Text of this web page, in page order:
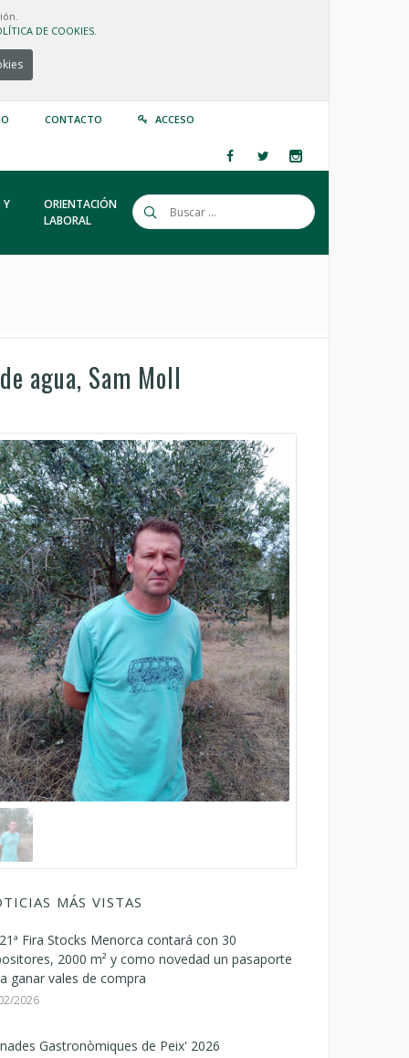
DE COOKIES.
CONTACTO ACCESO
Y
ORIENTACIÓN
LABORAL
agua, Sam Moll
MÁS VISTAS
Fira Stocks Menorca contará con 30
2000 m² y como novedad un pasaporte
ganar vales de compra
2026
Gastronòmiques de Peix' 2026